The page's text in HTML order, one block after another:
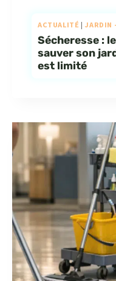
ACTUALITÉ | JARDIN
Sécheresse :
sauver son
est limité